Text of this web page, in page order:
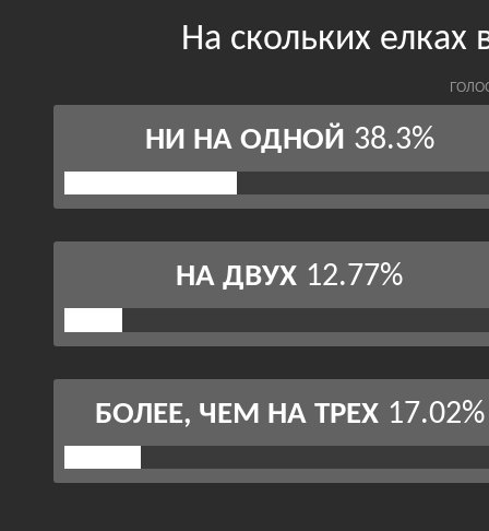
На скольких
НИ НА ОДНОЙ 38.3%
НА ДВУХ 12.77%
БОЛЕЕ, ЧЕМ НА ТРЕХ 17.02%